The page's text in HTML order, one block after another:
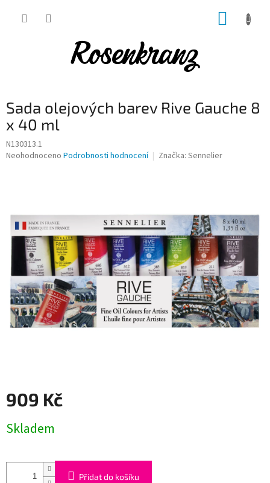
Sada olejových barev Rive Gauche 8
x 40 ml
N130313.1
Průměrné
hvězdiček.
Neohodnoceno Podrobnosti hodnocení Značka: Sennelier
909 Kč
cena:
Skladem
Přidat do košíku